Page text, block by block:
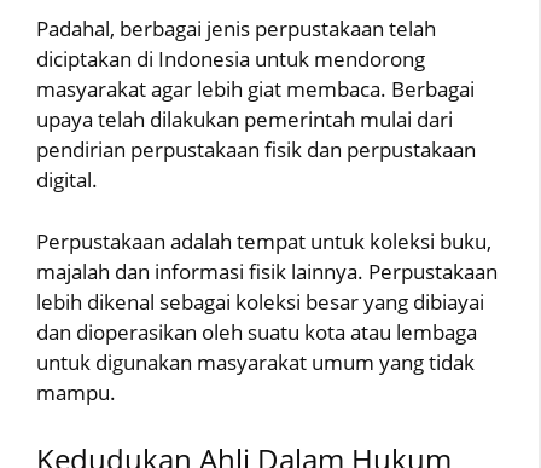
Padahal, berbagai jenis perpustakaan telah
diciptakan di Indonesia untuk mendorong
masyarakat agar lebih giat membaca. Berbagai
upaya telah dilakukan pemerintah mulai dari
pendirian perpustakaan fisik dan perpustakaan
digital.
Perpustakaan adalah tempat untuk koleksi buku,
majalah dan informasi fisik lainnya. Perpustakaan
lebih dikenal sebagai koleksi besar yang dibiayai
dan dioperasikan oleh suatu kota atau lembaga
untuk digunakan masyarakat umum yang tidak
mampu.
Kedudukan Ahli Dalam Hukum